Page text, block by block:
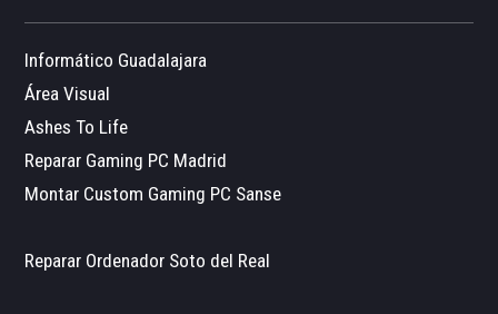
Informático Guadalajara
Área Visual
Ashes To Life
Reparar Gaming PC Madrid
Montar Custom Gaming PC Sanse
Reparar Ordenador Soto del Real